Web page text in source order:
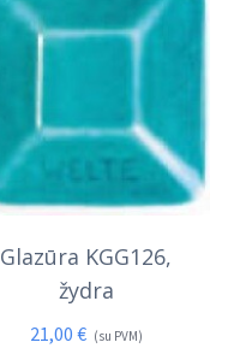
Glazūra KGG126,
žydra
21,00 € (su PVM)